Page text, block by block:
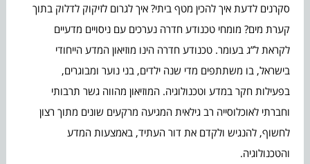
סקרנים לדעת איך להכין מטף ביתי? איך לגרום לזיקוק לדלוק בתוך
קערת מים? מומחי טכנודע חדרה נערכים עם ניסויים מדעיים
לקראת ל”ג בעומר. טכנודע חדרה הינו מוזיאון המדע הייחודי
בישראל, בו משתתפים מדי שנה ילדים, בני נוער ומבוגרים,
בפעילות חקר במדע וטכנולוגיה. המוזיאון מהווה גשר תרבותי
וחברתי לאוכלוסייה רב גילאית המגיעה מרקעים שונים מתוך רצון
לחשוף, להנגיש ולקדם את דור העתיד, באמצעות המדע
והטכנולוגיה.